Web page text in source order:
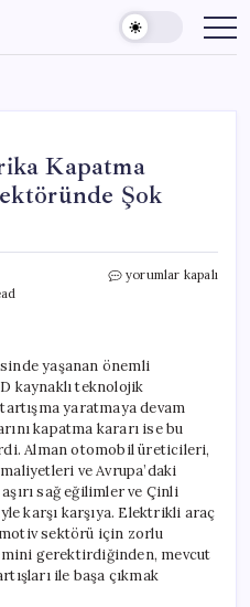
Kapatma
Şok
Volkswagen’in
Sektöründe
Şok
Etkisi
Yarattı
için
yorumlar kapalı
yaşanan önemli
kaynaklı teknolojik
yaratmaya devam
kapatma kararı ise bu
Alman otomobil üreticileri,
ve Avrupa’daki
sağ eğilimler ve Çinli
karşı karşıya. Elektrikli araç
sektörü için zorlu
gerektirdiğinden, mevcut
ile başa çıkmak